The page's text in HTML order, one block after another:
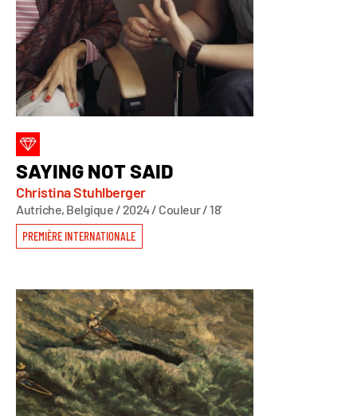
SAYING NOT SAID
Christina Stuhlberger
Autriche, Belgique / 2024 / Couleur / 18'
PREMIÈRE INTERNATIONALE